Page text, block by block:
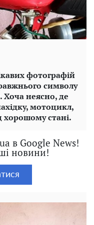
фотографій
символу
Хоча неясно, де
мотоцикл,
хорошому стані.
в Google News!
новини!